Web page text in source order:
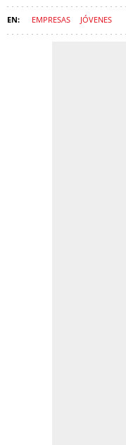
EMPRESAS JÓVENES